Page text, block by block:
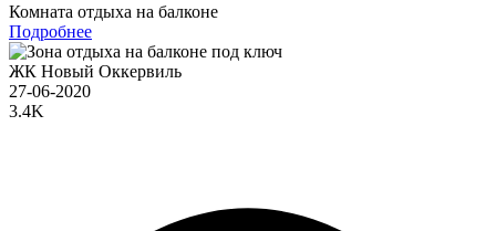
Комната отдыха на балконе
Подробнее
ЖК Новый Оккервиль
27-06-2020
3.4K